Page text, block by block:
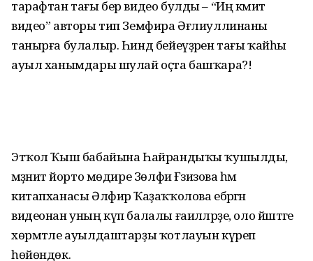
тарафтан тағы бер видео булды – “Иң кәмит
видео” авторы тип Земфира Әғлиуллинаны
танырға булалыр. Һинд бейеүҙәрен тағы ҡайһы
ауыл ханымдары шулай оҫта башҡара?!
Этҡол Ҡыш бабайына Һайрандыҡы ҡушылды,
мәҙәниәт йорто мөдире Зөлфиә Ғәзизова һәм
китапханасы Әлфирә Ҡаҙаҡҡолова ебәргән
видеонан уның күп балалы ғаиләләрҙе, оло йәштәге
хөрмәтле ауылдаштарҙы ҡотлауын күреп
һөйөндөк.